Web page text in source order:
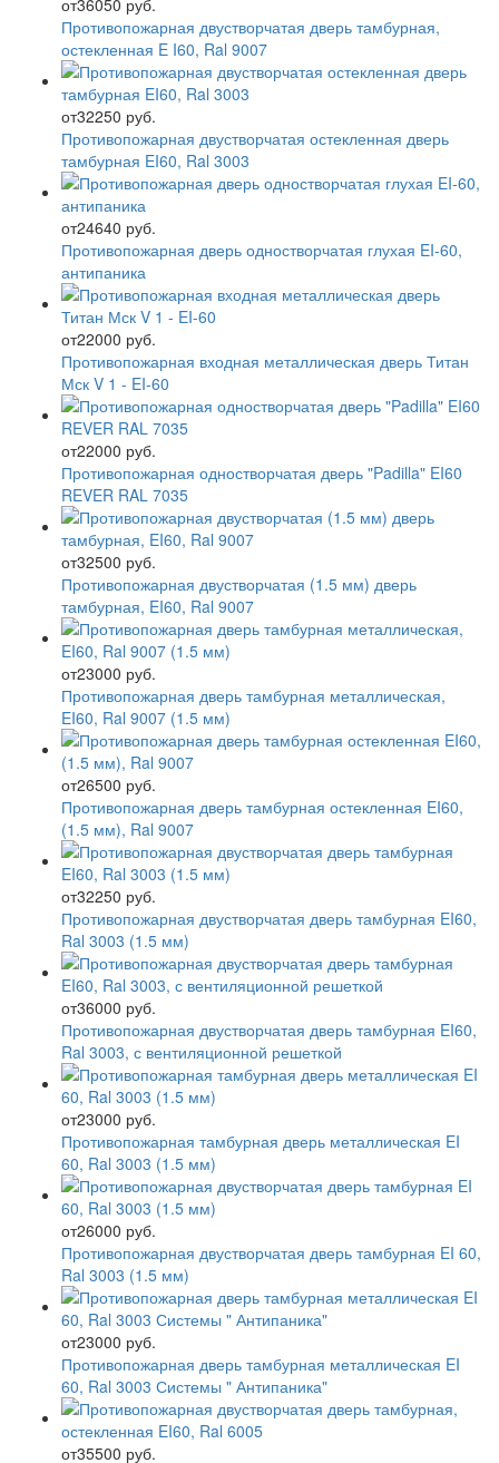
от36050 руб.
Противопожарная двустворчатая дверь тамбурная,
остекленная E I60, Ral 9007
от32250 руб.
Противопожарная двустворчатая остекленная дверь
тамбурная EI60, Ral 3003
от24640 руб.
Противопожарная дверь одностворчатая глухая EI-60,
антипаника
от22000 руб.
Противопожарная входная металлическая дверь Титан
Мск V 1 - EI-60
от22000 руб.
Противопожарная одностворчатая дверь "Padilla" EI60
REVER RAL 7035
от32500 руб.
Противопожарная двустворчатая (1.5 мм) дверь
тамбурная, EI60, Ral 9007
от23000 руб.
Противопожарная дверь тамбурная металлическая,
EI60, Ral 9007 (1.5 мм)
от26500 руб.
Противопожарная дверь тамбурная остекленная EI60,
(1.5 мм), Ral 9007
от32250 руб.
Противопожарная двустворчатая дверь тамбурная EI60,
Ral 3003 (1.5 мм)
от36000 руб.
Противопожарная двустворчатая дверь тамбурная EI60,
Ral 3003, с вентиляционной решеткой
от23000 руб.
Противопожарная тамбурная дверь металлическая EI
60, Ral 3003 (1.5 мм)
от26000 руб.
Противопожарная двустворчатая дверь тамбурная EI 60,
Ral 3003 (1.5 мм)
от23000 руб.
Противопожарная дверь тамбурная металлическая EI
60, Ral 3003 Системы " Антипаника"
от35500 руб.